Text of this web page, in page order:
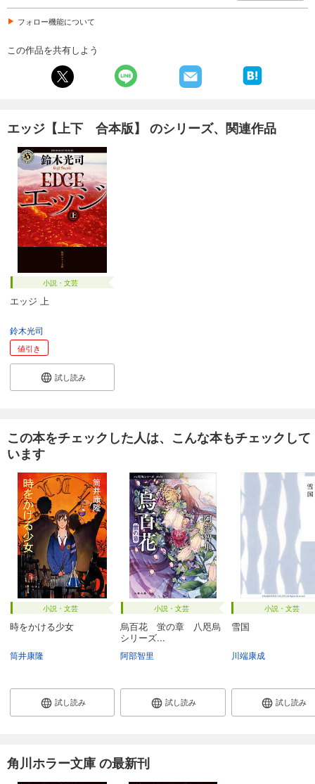
フォロー機能について
この作品を共有しよう
エッジ【上下 合本版】 のシリーズ、関連作品
小説・文芸
エッジ 上
鈴木光司
値引き
試し読み
この本をチェックした人は、こんな本もチェックして
います
小説・文芸
時をかける少女
筒井康隆
試し読み
小説・文芸
烏百花 蛍の章 八咫烏
シリーズ...
阿部智里
試し読み
小説・文芸
雪国
川端康成
試し読み
角川ホラー文庫 の最新刊